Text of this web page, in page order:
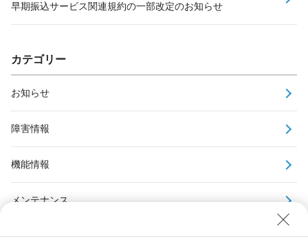
早期振込サービス関連規約の一部改定のお知らせ
カテゴリー
お知らせ
障害情報
機能情報
メンテナンス